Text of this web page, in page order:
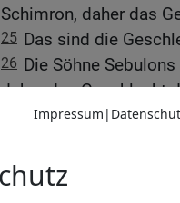
Schimron, daher das
25 Das sind die
26 Die Söhne
daher das Geschlecht
Geschlecht der
27 Das sind die
28 Die Söhne Josefs